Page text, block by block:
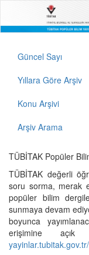
Güncel Sayı
Yıllara Göre Arşiv
Konu Arşivi
Arşiv Arama
TÜBİTAK Popüler
TÜBİTAK değerli
soru sorma, merak
popüler bilim
sunmaya devam
boyunca
erişimine açık
yayinlar.tubitak.gov.tr/